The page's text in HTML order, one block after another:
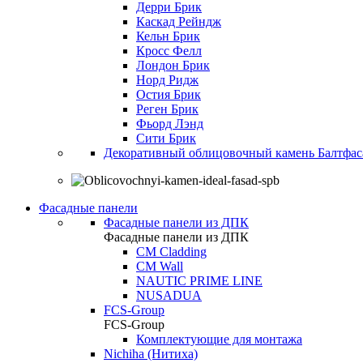
Дерри Брик
Каскад Рейндж
Кельн Брик
Кросс Фелл
Лондон Брик
Норд Ридж
Остия Брик
Реген Брик
Фьорд Лэнд
Сити Брик
Декоративный облицовочный камень
Фасадные панели
Фасадные панели из ДПК
Фасадные панели из ДПК
CM Cladding
CM Wall
NAUTIC PRIME LINE
NUSADUA
FCS-Group
FCS-Group
Комплектующие для монтажа
Nichiha (Нитиха)